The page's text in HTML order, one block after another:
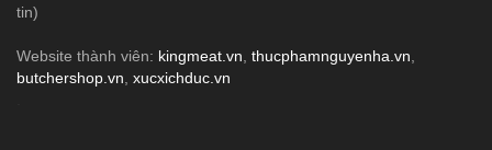
tin)
Website thành viên: kingmeat.vn thucphamnguyenha.vn
butchershop.vn xucxichduc.vn